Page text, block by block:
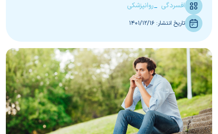
افسردگی روانپزشکی
تاریخ انتشار: